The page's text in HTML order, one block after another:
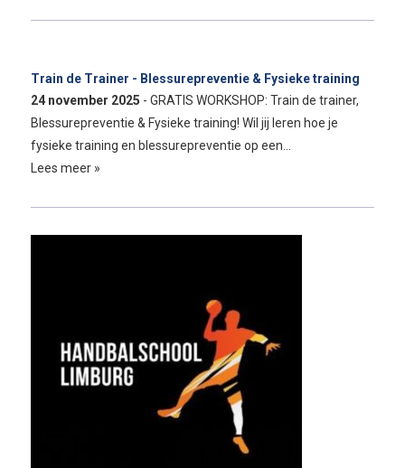
Train de Trainer - Blessurepreventie & Fysieke training
24 november 2025 - GRATIS WORKSHOP: Train de trainer,
Blessurepreventie & Fysieke training! Wil jij leren hoe je
fysieke training en blessurepreventie op een…
Lees meer »